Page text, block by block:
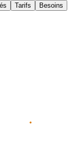
Tarifs Besoins
Partenaire premium